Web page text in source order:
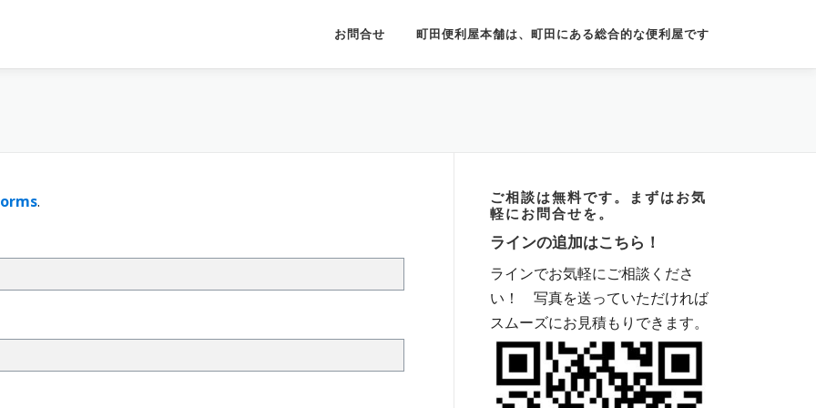
お問合せ 町田便利屋本舗は、町田にある総合的な便利屋です
.
ご相談は無料です。まずはお気
軽にお問合せを。
ラインの追加はこちら！
ラインでお気軽にご相談くださ
い！ 写真を送っていただければ
スムーズにお見積もりできます。